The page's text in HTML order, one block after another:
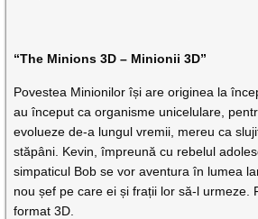
“The Minions 3D – Minionii 3D”
Povestea Minionilor își are originea la
au început ca organisme unicelulare,
evolueze de-a lungul vremii, mereu ca
stăpâni. Kevin, împreună cu rebelul
simpaticul Bob se vor aventura în lumea
nou șef pe care ei și frații lor să-l urmeze.
format 3D.